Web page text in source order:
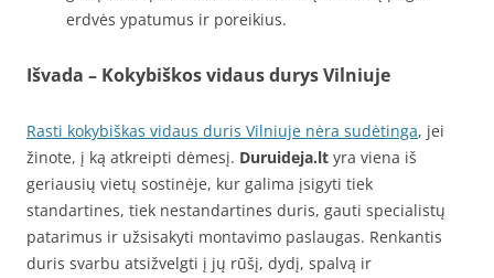
erdvės ypatumus ir poreikius.
Išvada – Kokybiškos vidaus durys Vilniuje
Rasti kokybiškas vidaus duris Vilniuje nėra sudėtinga, jei
žinote, į ką atkreipti dėmesį. Duruideja.lt yra viena iš
geriausių vietų sostinėje, kur galima įsigyti tiek
standartines, tiek nestandartines duris, gauti specialistų
patarimus ir užsisakyti montavimo paslaugas. Renkantis
duris svarbu atsižvelgti į jų rūšį, dydį, spalvą ir